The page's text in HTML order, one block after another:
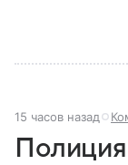
15 часов назад